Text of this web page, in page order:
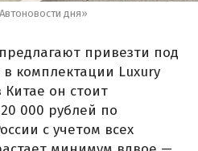
дня»
привезти под
комплектации Luxury
он стоит
000 рублей по
с учетом всех